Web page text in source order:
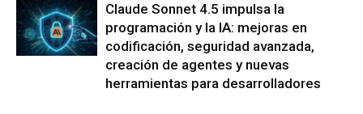
Claude Sonnet 4.5 impulsa la
programación y la IA: mejoras en
codificación, seguridad avanzada,
creación de agentes y nuevas
herramientas para desarrolladores